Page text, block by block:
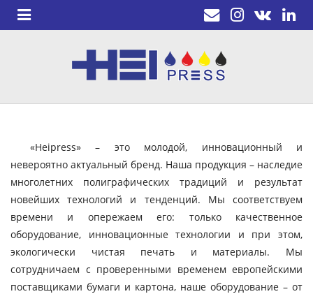
«Heipress» – это молодой, инновационный и
невероятно актуальный бренд. Наша продукция – наследие
многолетних полиграфических традиций и результат
новейших технологий и тенденций. Мы соответствуем
времени и опережаем его: только качественное
оборудование, инновационные технологии и при этом,
экологически чистая печать и материалы. Мы
сотрудничаем с проверенными временем европейскими
поставщиками бумаги и картона, наше оборудование – от